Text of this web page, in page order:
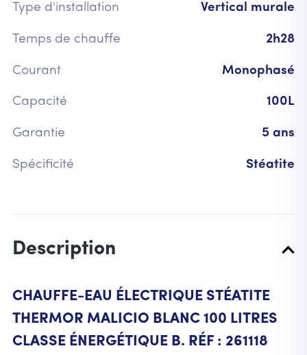
Type d'installation Vertical murale
Temps de chauffe 2h28
Courant Monophasé
Capacité 100L
Garantie 5 ans
Spécificité Stéatite
Description
CHAUFFE-EAU ÉLECTRIQUE STÉATITE
THERMOR MALICIO BLANC 100 LITRES
CLASSE ÉNERGÉTIQUE B. RÉF : 261118